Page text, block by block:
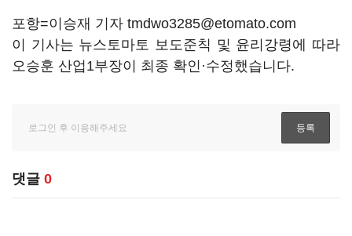
포항=이승재 기자 tmdwo3285@etomato.com
이 기사는 뉴스토마토 보도준칙 및 윤리강령에 따라
오승훈 산업1부장이 최종 확인·수정했습니다.
댓글 0